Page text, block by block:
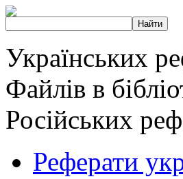
Українських
Файлів в
Російських
Реферати